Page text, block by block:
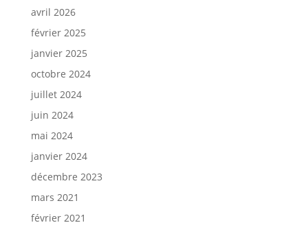
avril 2026
février 2025
janvier 2025
octobre 2024
juillet 2024
juin 2024
mai 2024
janvier 2024
décembre 2023
mars 2021
février 2021